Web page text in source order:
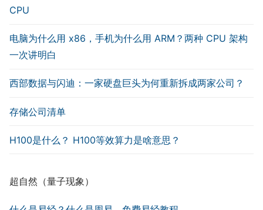
CPU
电脑为什么用 x86，手机为什么用 ARM？两种 CPU 架构
一次讲明白
西部数据与闪迪：一家硬盘巨头为何重新拆成两家公司？
存储公司清单
H100是什么？ H100等效算力是啥意思？
超自然（量子现象）